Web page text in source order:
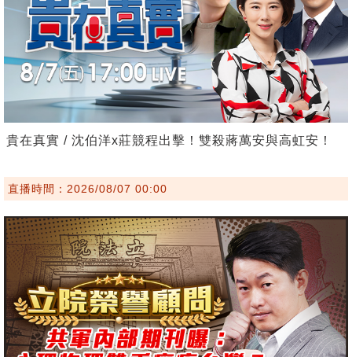
貴在真實 / 沈伯洋x莊競程出擊！雙殺蔣萬安與高虹安！
直播時間：2026/08/07 00:00